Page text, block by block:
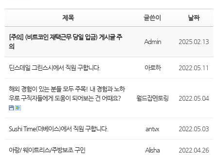
제목 글쓴이 날짜
[주의] (비트코인 재택근무 당일 입금) 게시글 주
의
Admin 2025.02.13
딘스데일 그린스시에서 직원 구합니다. 아로하 2022.05.11
해외 경험이 있는 분들 모두 주목! 내 경험과 노하
우로 구직자들에게 도움이 되어보는 건 어때요?
월드잡멘토링 2022.05.04
Sushi Time(더베이스)에서 직원 구합니다. antvx 2022.05.03
아랑/ 웨이트리스/주방보조 구인 Alisha 2022.04.26